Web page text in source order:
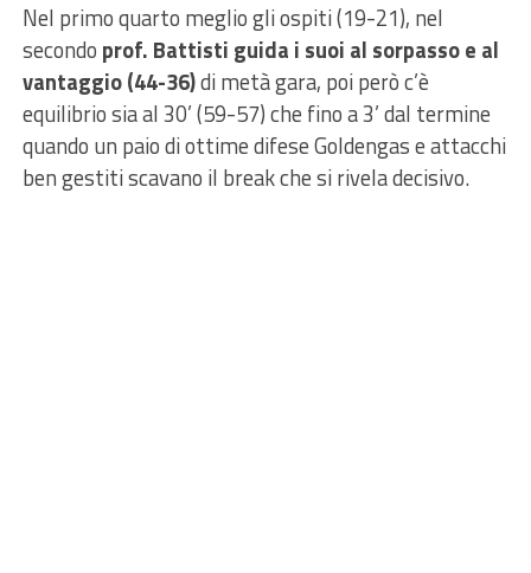
Nel primo quarto meglio gli ospiti (19-21), nel
secondo prof. Battisti guida i suoi al sorpasso e al
vantaggio (44-36)di metà gara, poi però c’è
equilibrio sia al 30’ (59-57) che fino a 3’ dal termine
quando un paio di ottime difese Goldengas e attacchi
ben gestiti scavano il break che si rivela decisivo.